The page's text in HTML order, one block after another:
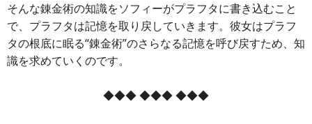
そんな錬金術の知識をソフィーがプラフタに書き込むこと
で、プラフタは記憶を取り戻していきます。彼女はプラフ
タの根底に眠る“錬金術”のさらなる記憶を呼び戻すため、知
識を求めていくのです。
◆◆◆ ◆◆◆ ◆◆◆